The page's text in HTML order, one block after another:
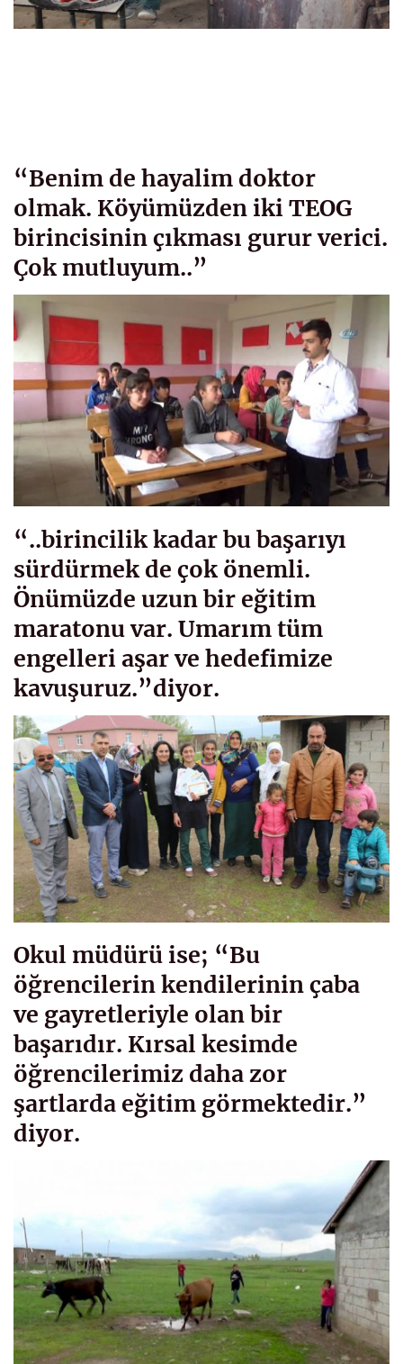
“Benim de hayalim doktor
olmak. Köyümüzden iki TEOG
birincisinin çıkması gurur verici.
Çok mutluyum..”
“..birincilik kadar bu başarıyı
sürdürmek de çok önemli.
Önümüzde uzun bir eğitim
maratonu var. Umarım tüm
engelleri aşar ve hedefimize
kavuşuruz.”diyor.
Okul müdürü ise; “Bu
öğrencilerin kendilerinin çaba
ve gayretleriyle olan bir
başarıdır. Kırsal kesimde
öğrencilerimiz daha zor
şartlarda eğitim görmektedir.”
diyor.